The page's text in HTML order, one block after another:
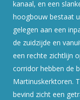
kanaal, en een
hoogbouw bestaat
gelegen aan een
de zuidzijde en
een rechte zichtlijn
corridor hebben de
Martinuskerktoren.
bevind zicht een